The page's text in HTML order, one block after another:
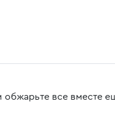
все вместе